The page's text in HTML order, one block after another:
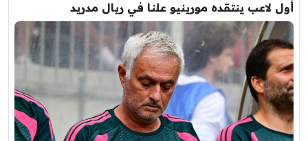
أول لاعب ينتقده مورينيو علنا في ريال مدريد